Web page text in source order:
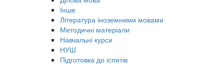
Інше
Література іноземними мовами
Методичні матеріали
Навчальні курси
НУШ
Підготовка до іспитів